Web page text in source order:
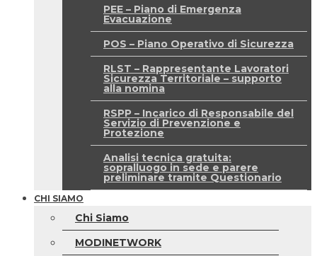
PEE – Piano di Emergenza
Evacuazione
POS – Piano Operativo di Sicurezza
RLST – Rappresentante Lavoratori
Sicurezza Territoriale – supporto
alla nomina
RSPP – Incarico di Responsabile del
Servizio di Prevenzione e
Protezione
Analisi tecnica gratuita:
sopralluogo in sede e parere
preliminare tramite Questionario
CHI SIAMO
Chi Siamo
MODINETWORK